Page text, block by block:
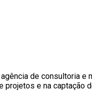
de consultoria
projetos e na captação